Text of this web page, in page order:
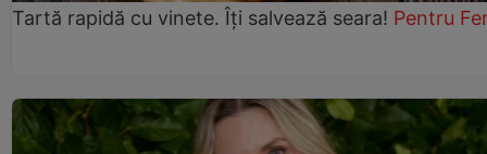
Tartă rapidă cu vinete. Îți salvează seara! Pentru